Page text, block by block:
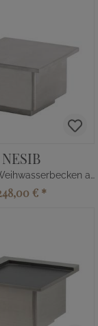
NESIB
Modernes Weihwasserbecken aus Edelstahl
€ *